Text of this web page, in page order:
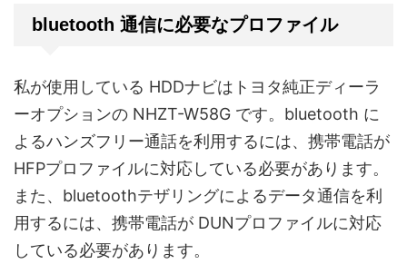
bluetooth 通信に必要なプロファイル
私が使用している HDDナビはトヨタ純正ディーラ
ーオプションの NHZT-W58G です。bluetooth に
よるハンズフリー通話を利用するには、携帯電話が
HFPプロファイルに対応している必要があります。
また、bluetoothテザリングによるデータ通信を利
用するには、携帯電話が DUNプロファイルに対応
している必要があります。